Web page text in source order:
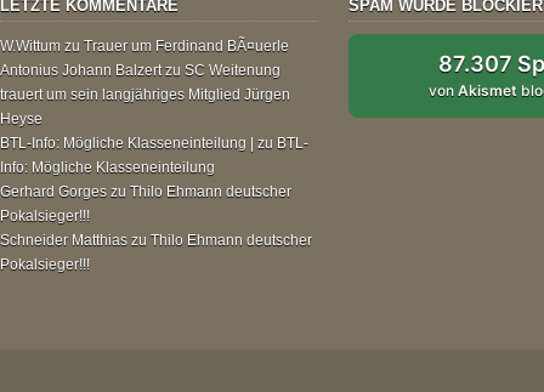
LETZTE KOMMENTARE
W.Wittum zu Trauer um Ferdinand BÃ¤uerle
Antonius Johann Balzertzu SC Weitenung
trauert um sein langjähriges Mitglied Jürgen
Heyse
BTL-Info: Mögliche Klasseneinteilung | zu BTL-
Info: Mögliche Klasseneinteilung
Gerhard Gorges zu Thilo Ehmann deutscher
Pokalsieger!!!
Schneider Matthias zu Thilo Ehmann deutscher
Pokalsieger!!!
SPAM WURDE
87.307
vonAkismet